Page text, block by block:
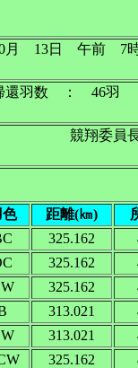
月 13日 午
羽数 ： 46
競翔委
距離(㎞)
325.162
325.162
325.162
313.021
313.021
325.162